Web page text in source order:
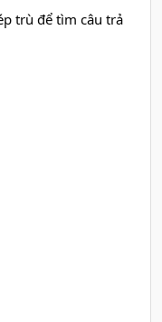
trù để tìm câu trả